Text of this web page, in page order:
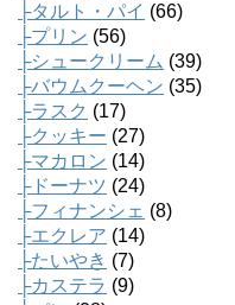
├タルト・パイ (66)
├プリン (56)
├シュークリーム (39)
├バウムクーヘン (35)
├ラスク (17)
├クッキー (27)
├マカロン (14)
├ドーナツ (24)
├フィナンシェ (8)
├エクレア (14)
├たいやき (7)
├カステラ (9)